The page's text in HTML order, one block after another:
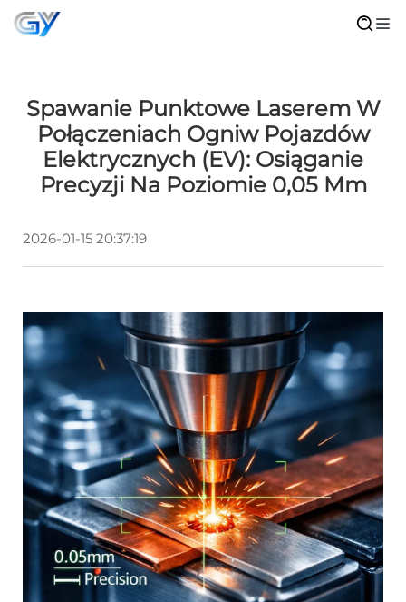
Spawanie Punktowe Laserem W
Połączeniach Ogniw Pojazdów
Elektrycznych (EV): Osiąganie
Precyzji Na Poziomie 0,05 Mm
2026-01-15 20:37:19